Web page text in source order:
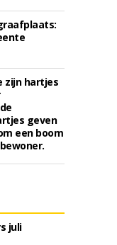
zijn hartjes
geven
een boom
juli